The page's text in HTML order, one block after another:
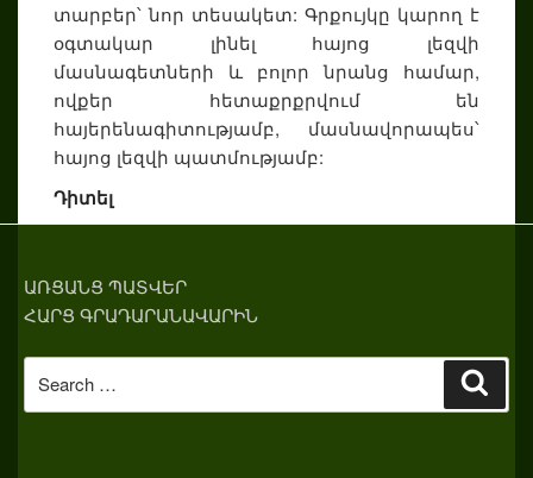
տարբեր՝ նոր տեսակետ: Գրքույկը կարող է
օգտակար լինել հայոց լեզվի
մասնագետների և բոլոր նրանց համար,
ովքեր հետաքրքրվում են
հայերենագիտությամբ, մասնավորապես՝
հայոց լեզվի պատմությամբ:
Դիտել
ԱՌՑԱՆՑ ՊԱՏՎԵՐ
ՀԱՐՑ ԳՐԱԴԱՐԱՆԱՎԱՐԻՆ
for: